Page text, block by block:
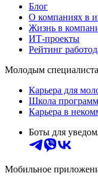
Блог
О компаниях в
Жизнь в
ИТ-проекты
Рейтинг
Молодым
Карьера для
Школа
Карьера в
Боты для
Мобильное